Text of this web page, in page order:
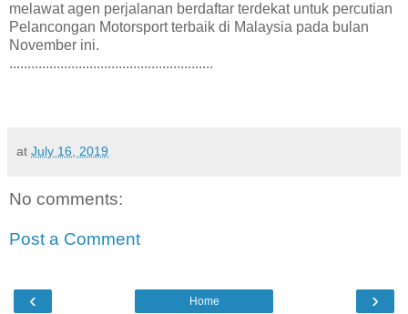
melawat agen perjalanan berdaftar terdekat untuk percutian
Pelancongan Motorsport terbaik di Malaysia pada bulan
November ini.
........................................................
at July 16, 2019
No comments:
Post a Comment
‹ ›
Home